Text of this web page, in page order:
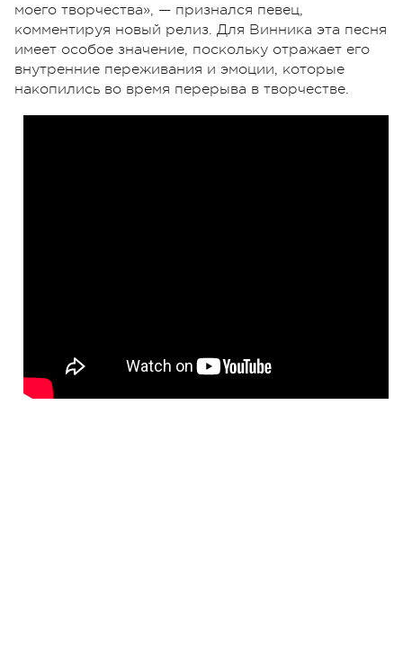
моего творчества», — признался певец,
комментируя новый релиз. Для Винника эта песня
имеет особое значение, поскольку отражает его
внутренние переживания и эмоции, которые
накопились во время перерыва в творчестве.